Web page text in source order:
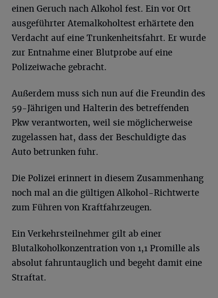
einen Geruch nach Alkohol fest. Ein vor Ort
ausgeführter Atemalkoholtest erhärtete den
Verdacht auf eine Trunkenheitsfahrt. Er wurde
zur Entnahme einer Blutprobe auf eine
Polizeiwache gebracht.
Außerdem muss sich nun auf die Freundin des
59-Jährigen und Halterin des betreffenden
Pkw verantworten, weil sie möglicherweise
zugelassen hat, dass der Beschuldigte das
Auto betrunken fuhr.
Die Polizei erinnert in diesem Zusammenhang
noch mal an die gültigen Alkohol-Richtwerte
zum Führen von Kraftfahrzeugen.
Ein Verkehrsteilnehmer gilt ab einer
Blutalkoholkonzentration von 1,1 Promille als
absolut fahruntauglich und begeht damit eine
Straftat.